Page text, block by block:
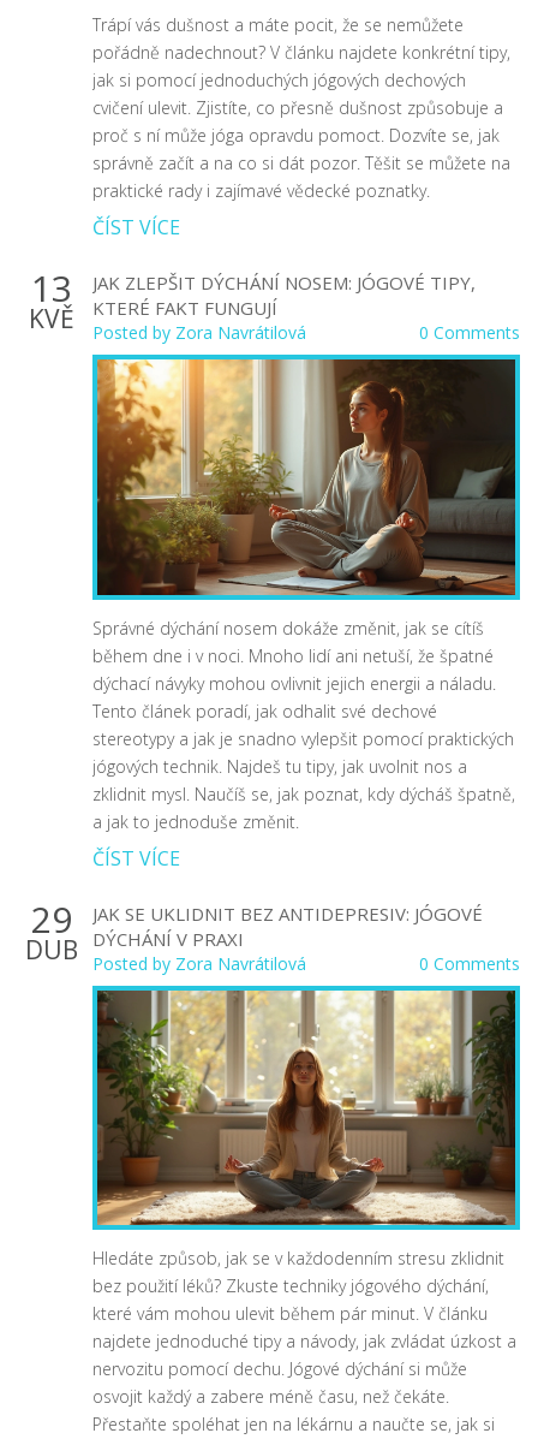
Trápí vás dušnost a máte pocit, že se nemůžete
pořádně nadechnout? V článku najdete konkrétní tipy,
jak si pomocí jednoduchých jógových dechových
cvičení ulevit. Zjistíte, co přesně dušnost způsobuje a
proč s ní může jóga opravdu pomoct. Dozvíte se, jak
správně začít a na co si dát pozor. Těšit se můžete na
praktické rady i zajímavé vědecké poznatky.
ČÍST VÍCE
13
KVĚ
JAK ZLEPŠIT DÝCHÁNÍ NOSEM: JÓGOVÉ TIPY,
KTERÉ FAKT FUNGUJÍ
Posted by Zora Navrátilová 0 Comments
Správné dýchání nosem dokáže změnit, jak se cítíš
během dne i v noci. Mnoho lidí ani netuší, že špatné
dýchací návyky mohou ovlivnit jejich energii a náladu.
Tento článek poradí, jak odhalit své dechové
stereotypy a jak je snadno vylepšit pomocí praktických
jógových technik. Najdeš tu tipy, jak uvolnit nos a
zklidnit mysl. Naučíš se, jak poznat, kdy dýcháš špatně,
a jak to jednoduše změnit.
ČÍST VÍCE
29
DUB
JAK SE UKLIDNIT BEZ ANTIDEPRESIV: JÓGOVÉ
DÝCHÁNÍ V PRAXI
Posted by Zora Navrátilová 0 Comments
Hledáte způsob, jak se v každodenním stresu zklidnit
bez použití léků? Zkuste techniky jógového dýchání,
které vám mohou ulevit během pár minut. V článku
najdete jednoduché tipy a návody, jak zvládat úzkost a
nervozitu pomocí dechu. Jógové dýchání si může
osvojit každý a zabere méně času, než čekáte.
Přestaňte spoléhat jen na lékárnu a naučte se, jak si